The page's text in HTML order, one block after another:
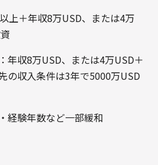
上＋年収8万USD、または4万
年収8万USD、または4万USD＋
の収入条件は3年で5000万USD
経験年数など一部緩和